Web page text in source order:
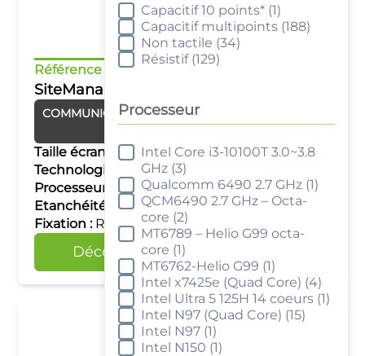
Technologie tactile
Capacitif 10 points* (1)
Capacitif multipoints (188)
Non tactile (34)
Résistif (129)
Processeur
Processeur
Intel Core i3-10100T 3.0~3.8
GHz (3)
Qualcomm 6490 2.7 GHz (1)
QCM6490 2.7 GHz – Octa-
core (2)
MT6789 – Helio G99 octa-
core (1)
MT6762-Helio G99 (1)
Intel x7425e (Quad Core) (4)
Intel Ultra 5 125H 14 coeurs (1)
Intel N97 (Quad Core) (15)
Intel N97 (1)
Intel N150 (1)
Référence : SMK1539/SMK3539 4G
SiteManager 1539/3539 4G
COMMUNICATION
Routeur industriel
Secomea
Taille écran :
–
Technologie tactile :–
Processeur :
–
Etanchéité :
–
Fixation : Rail DIN
Découvrir